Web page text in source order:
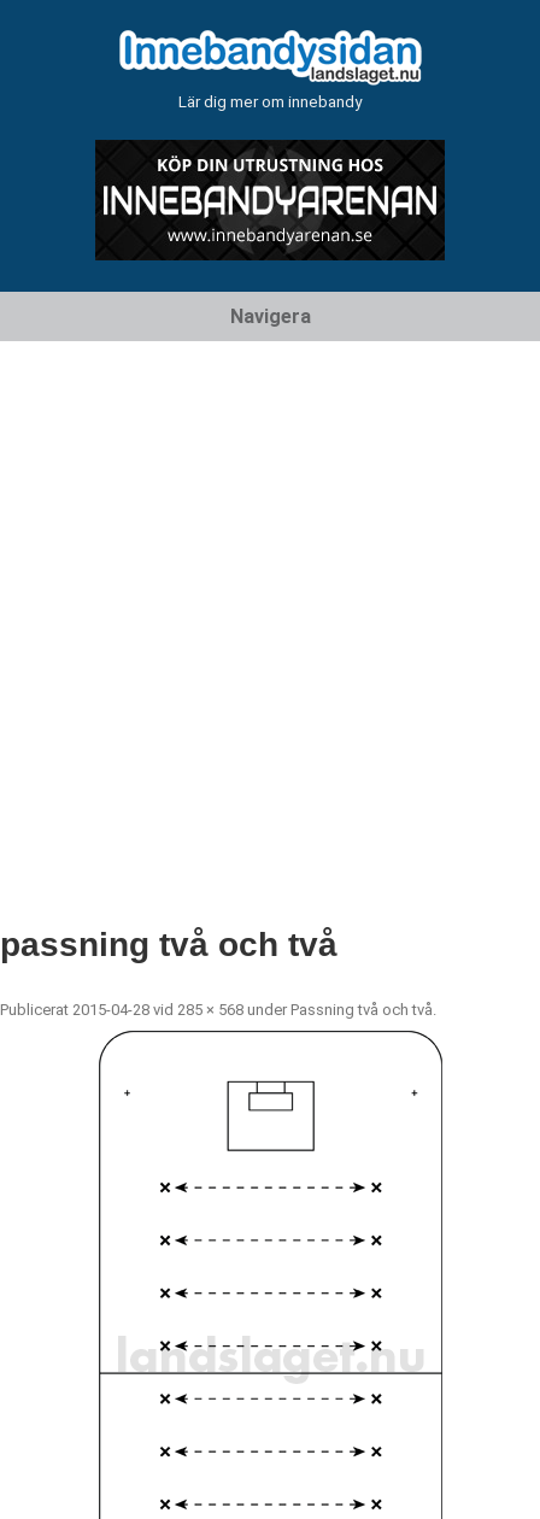
Lär dig mer om innebandy
Navigera
passning två och två
Publicerat 2015-04-28 vid 285 × 568 under Passning två och två.